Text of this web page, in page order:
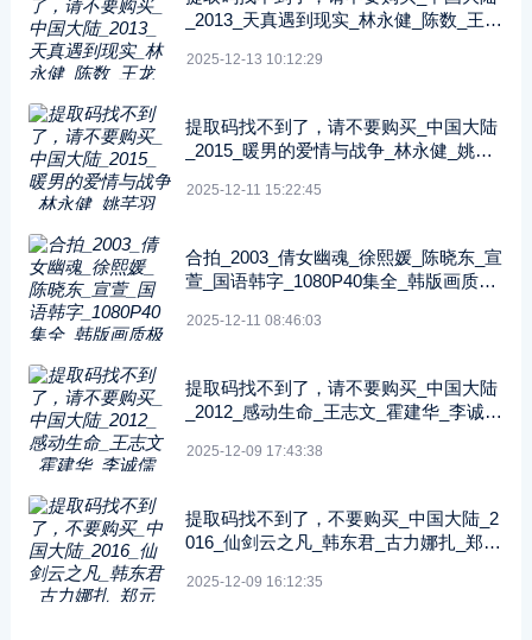
_2013_天真遇到现实_林永健_陈数_王龙
2025-12-13 10:12:29
提取码找不到了，请不要购买_中国大陆
_2015_暖男的爱情与战争_林永健_姚芊
2025-12-11 15:22:45
合拍_2003_倩女幽魂_徐熙媛_陈晓东_宣
萱_国语韩字_1080P40集全_韩版画质极
2025-12-11 08:46:03
提取码找不到了，请不要购买_中国大陆
_2012_感动生命_王志文_霍建华_李诚儒
2025-12-09 17:43:38
提取码找不到了，不要购买_中国大陆_2
016_仙剑云之凡_韩东君_古力娜扎_郑元
2025-12-09 16:12:35